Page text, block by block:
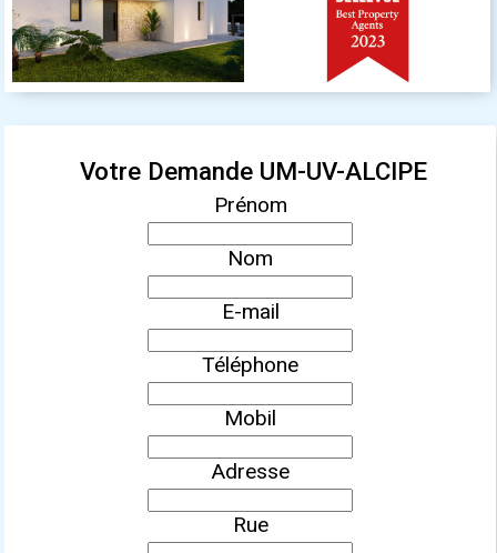
Votre Demande UM-UV-ALCIPE
Prénom
Nom
E-mail
Téléphone
Mobil
Adresse
Rue